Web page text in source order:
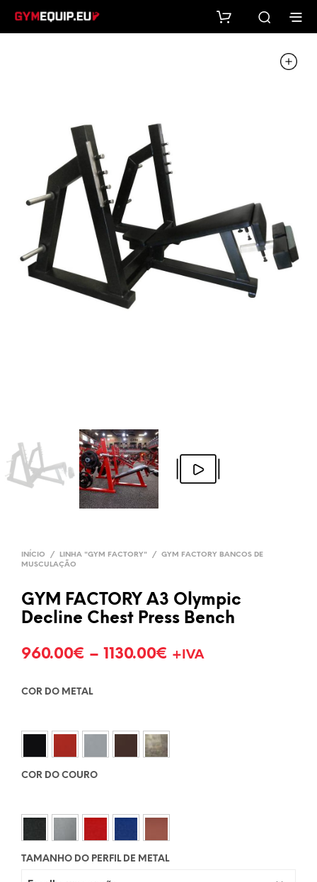
INÍCIO / LINHA "GYM FACTORY" /
GYM FACTORY BANCOS DE
MUSCULAÇÃO
GYM FACTORY A3 Olympic
Decline Chest Press Bench
960.00€ – 1130.00€ +IVA
COR DO METAL
COR DO COURO
TAMANHO DO PERFIL DE METAL